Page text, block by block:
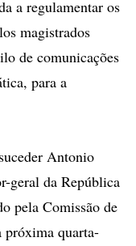
a regulamentar os
magistrados
de comunicações
para a
Antonio
geral da República
pela Comissão de
próxima quarta-